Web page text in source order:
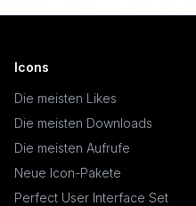
Icons
Die meisten Likes
Die meisten Downloads
Die meisten Aufrufe
Neue Icon-Pakete
Perfect User Interface Set